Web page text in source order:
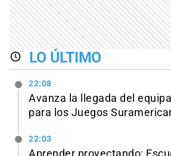
LO ÚLTIMO
22:08
Avanza la llegada del
para los Juegos
22:03